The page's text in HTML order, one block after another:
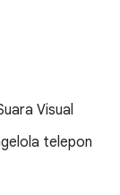
Visual
telepon